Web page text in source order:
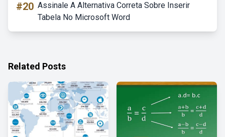
#20 Assinale A Alternativa Correta Sobre Inserir
Tabela No Microsoft Word
Related Posts